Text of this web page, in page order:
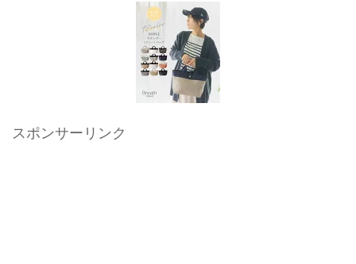
スポンサーリンク